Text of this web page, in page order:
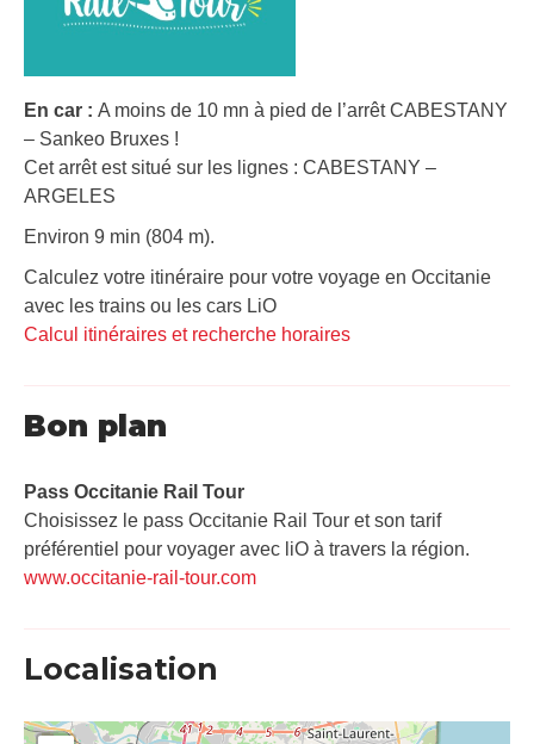
En car : A moins de 10 mn à pied de l’arrêt CABESTANY
– Sankeo Bruxes !
Cet arrêt est situé sur les lignes : CABESTANY –
ARGELES
Environ 9 min (804 m).
Calculez votre itinéraire pour votre voyage en Occitanie
avec les trains ou les cars LiO
Calcul itinéraires et recherche horaires
Bon plan
Pass Occitanie Rail Tour​
Choisissez le pass Occitanie Rail Tour et son tarif
préférentiel pour voyager avec liO à travers la région.
www.occitanie-rail-tour.com
Localisation